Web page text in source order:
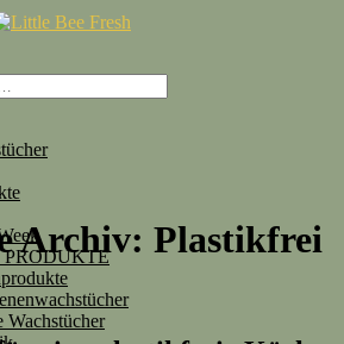
PRODUKTE
Wachstücher
Archiv: Plastikfrei